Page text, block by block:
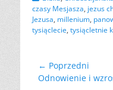
czasy Mesjasza, jezus
Jezusa, millenium,
tysiąclecie, tysiącletnie
Nawigacja
wpisu
← Poprzedni
Poprzedni
Odnowienie i